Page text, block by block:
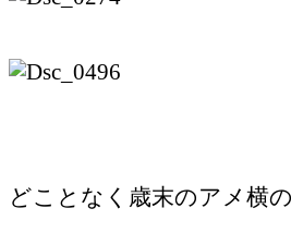
どことなく歳末のアメ横